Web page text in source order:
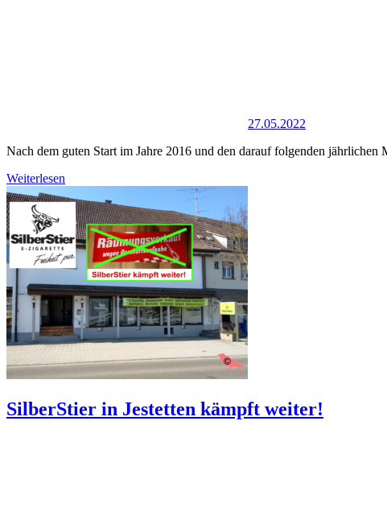
27.05.2022
Nach dem guten Start im Jahre 2016 und den darauf folgenden
Weiterlesen
SilberStier in Jestetten kämpft weiter!